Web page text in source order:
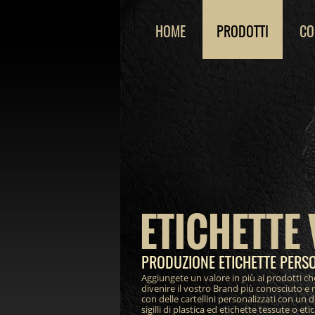
PRODUZIONE ETICHETTE
Aggiungete un valore in più ai prodotti
divenire il vostro Brand più conosciuto e
con delle cartellini personalizzati con un
sigilli di plastica ed etichette tessute o
HOME PRODOTTI